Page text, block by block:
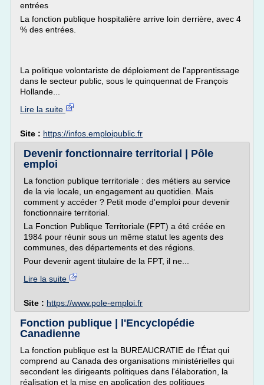
entrées
La fonction publique hospitalière arrive loin derrière, avec 4
% des entrées.
La politique volontariste de déploiement de l'apprentissage
dans le secteur public, sous le quinquennat de François
Hollande...
Lire la suite
Site : https://infos.emploipublic.fr
Devenir fonctionnaire territorial | Pôle
emploi
La fonction publique territoriale : des métiers au service
de la vie locale, un engagement au quotidien. Mais
comment y accéder ? Petit mode d'emploi pour devenir
fonctionnaire territorial.
La Fonction Publique Territoriale (FPT) a été créée en
1984 pour réunir sous un même statut les agents des
communes, des départements et des régions.
Pour devenir agent titulaire de la FPT, il ne...
Lire la suite
Site : https://www.pole-emploi.fr
Fonction publique | l'Encyclopédie
Canadienne
La fonction publique est la BUREAUCRATIE de l'État qui
comprend au Canada des organisations ministérielles qui
secondent les dirigeants politiques dans l'élaboration, la
réalisation et la mise en application des politiques